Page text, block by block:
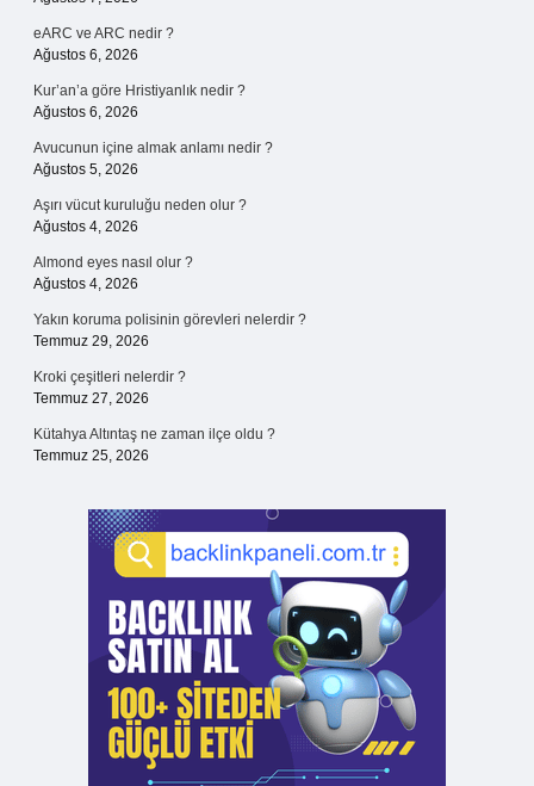
eARC ve ARC nedir ?
Ağustos 6, 2026
Kur’an’a göre Hristiyanlık nedir ?
Ağustos 6, 2026
Avucunun içine almak anlamı nedir ?
Ağustos 5, 2026
Aşırı vücut kuruluğu neden olur ?
Ağustos 4, 2026
Almond eyes nasıl olur ?
Ağustos 4, 2026
Yakın koruma polisinin görevleri nelerdir ?
Temmuz 29, 2026
Kroki çeşitleri nelerdir ?
Temmuz 27, 2026
Kütahya Altıntaş ne zaman ilçe oldu ?
Temmuz 25, 2026